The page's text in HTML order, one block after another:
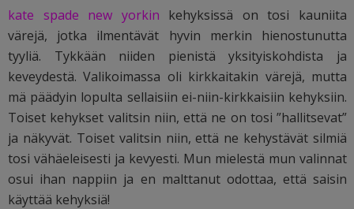
kate spade new yorkin kehyksissä on tosi kauniita
värejä, jotka ilmentävät hyvin merkin hienostunutta
tyyliä. Tykkään niiden pienistä yksityiskohdista ja
keveydestä. Valikoimassa oli kirkkaitakin värejä, mutta
mä päädyin lopulta sellaisiin ei-niin-kirkkaisiin kehyksiin.
Toiset kehykset valitsin niin, että ne on tosi ”hallitsevat”
ja näkyvät. Toiset valitsin niin, että ne kehystävät silmiä
tosi vähäeleisesti ja kevyesti. Mun mielestä mun valinnat
osui ihan nappiin ja en malttanut odottaa, että saisin
käyttää kehyksiä!